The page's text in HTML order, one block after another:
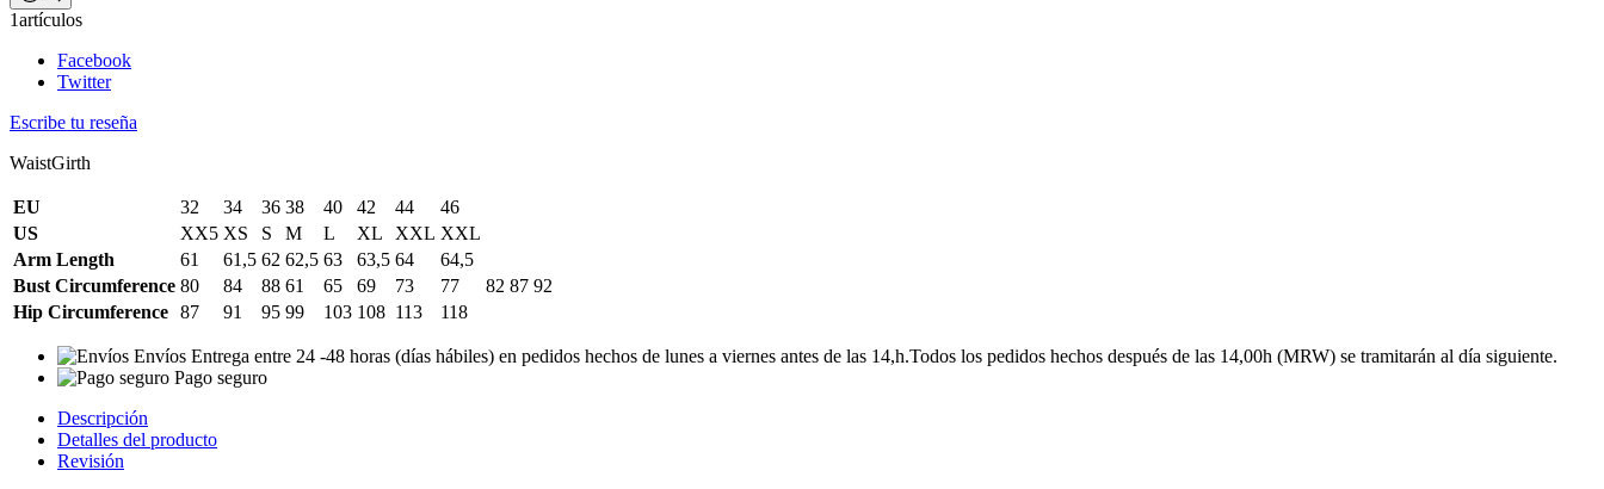
1artículos
Facebook
Twitter
Escribe tu reseña
WaistGirth
EU 32 34 36 38 40 42 44
46
US
XX5 XS S M L XL XXL XXL
Arm Length
61 61,5 62 62,5 63 63,5 64
64,5
Bust Circumference 80 84 88 61 65 69 73 77 82 87 92
Hip Circumference 87 91 95 99 103 108 113 118
Envíos Entrega entre 24 -48 horas (días hábiles) en pedidos hechos de lunes a viernes antes de las 14,h.Todos los pedidos hechos después de las 14,00h (MRW) se tramitarán al día siguiente.
Pago seguro
Descripción
Detalles del producto
Revisión